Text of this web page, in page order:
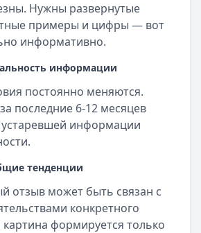
Нужны развернутые
примеры и цифры — вот
информативно.
информации
постоянно меняются.
последние 6-12 месяцев
устаревшей информации
тенденции
отзыв может быть связан с
конкретного
формируется только